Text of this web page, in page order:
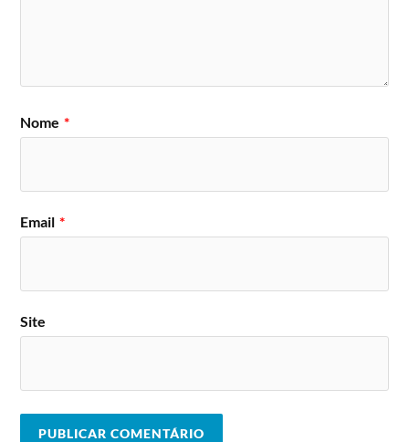
Nome *
Email *
Site